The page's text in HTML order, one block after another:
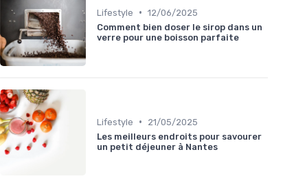
Lifestyle • 12/06/2025
Comment bien doser le sirop dans un
verre pour une boisson parfaite
Lifestyle •
21/05/2025
Les meilleurs endroits pour savourer
un petit déjeuner à Nantes